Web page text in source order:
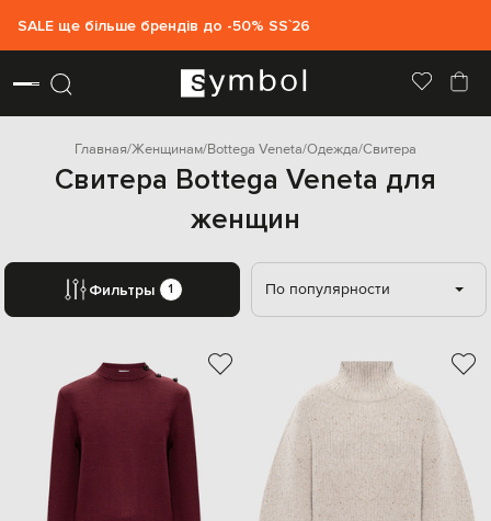
SALE ще більше брендів до -50% SS`26
Главная Женщинам Bottega Veneta Одежда Свитера
Свитера Bottega Veneta для
женщин
Фильтры 1 По популярности